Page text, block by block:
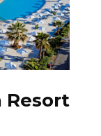
Resort